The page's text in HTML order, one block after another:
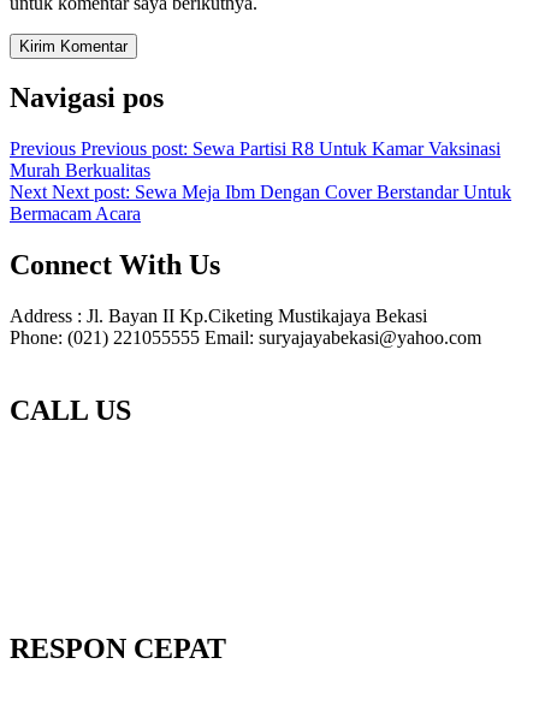
Navigasi pos
Previous Previous post: Sewa Partisi R8 Untuk Kamar Vaksinasi
Murah Berkualitas
Next Next post: Sewa Meja Ibm Dengan Cover Berstandar Untuk
Bermacam Acara
Connect With Us
Address : Jl. Bayan II Kp.Ciketing Mustikajaya Bekasi
Phone: (021) 221055555 Email: suryajayabekasi@yahoo.com
CALL US
RESPON CEPAT